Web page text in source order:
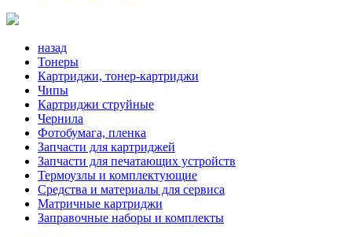
назад
Тонеры
Картриджи, тонер-картриджи
Чипы
Картриджи струйные
Чернила
Фотобумага, пленка
Запчасти для картриджей
Запчасти для печатающих устройств
Термоузлы и комплектующие
Средства и материалы для сервиса
Матричные картриджи
Заправочные наборы и комплекты